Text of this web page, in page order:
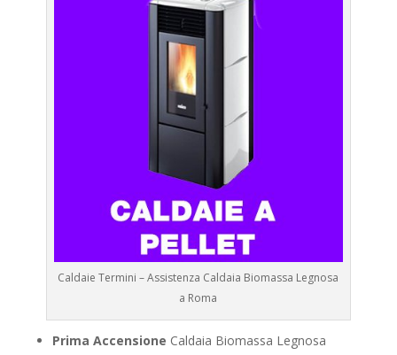
Caldaie Termini – Assistenza Caldaia Biomassa Legnosa
a Roma
Prima Accensione Caldaia Biomassa Legnosa